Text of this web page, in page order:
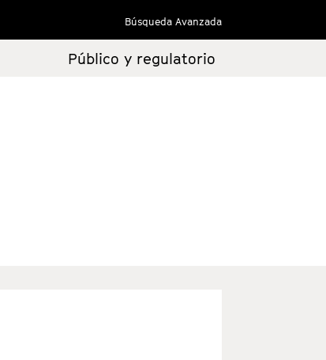
Búsqueda Avanzada
Público y regulatorio